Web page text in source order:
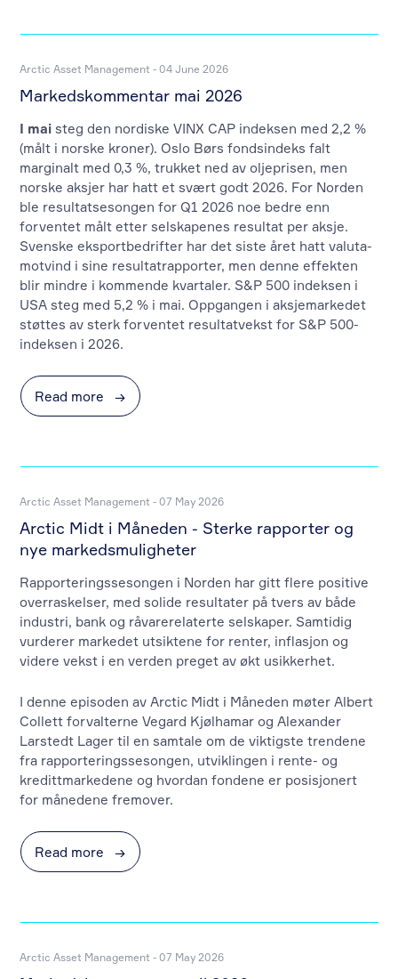
Arctic Asset Management - 04 June 2026
Markedskommentar mai 2026
I maisteg den nordiske VINX CAP indeksen med 2,2 %
(målt i norske kroner). Oslo Børs fondsindeks falt
marginalt med 0,3 %, trukket ned av oljeprisen, men
norske aksjer har hatt et svært godt 2026. For Norden
ble resultatsesongen for Q1 2026 noe bedre enn
forventet målt etter selskapenes resultat per aksje.
Svenske eksportbedrifter har det siste året hatt valuta-
motvind i sine resultatrapporter, men denne effekten
blir mindre i kommende kvartaler. S&P 500 indeksen i
USA steg med 5,2 % i mai. Oppgangen i aksjemarkedet
støttes av sterk forventet resultatvekst for S&P 500-
indeksen i 2026.
Read more →
Arctic Asset Management - 07 May 2026
Arctic Midt i Måneden - Sterke rapporter og
nye markedsmuligheter
Rapporteringssesongen i Norden har gitt flere positive
overraskelser, med solide resultater på tvers av både
industri, bank og råvarerelaterte selskaper. Samtidig
vurderer markedet utsiktene for renter, inflasjon og
videre vekst i en verden preget av økt usikkerhet.
I denne episoden av Arctic Midt i Måneden møter Albert
Collett forvalterne Vegard Kjølhamar og Alexander
Larstedt Lager til en samtale om de viktigste trendene
fra rapporteringssesongen, utviklingen i rente- og
kredittmarkedene og hvordan fondene er posisjonert
for månedene fremover.
Read more →
Arctic Asset Management - 07 May 2026